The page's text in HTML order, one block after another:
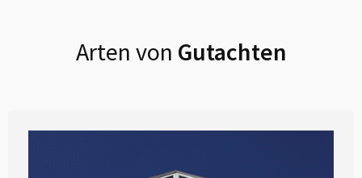
Arten von Gutachten